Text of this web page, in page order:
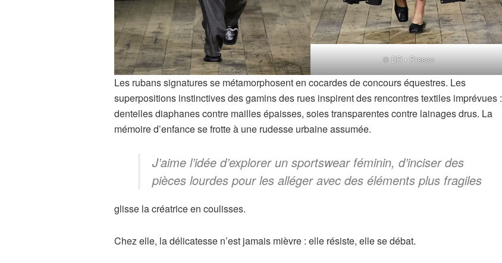
© DR • Presse
Les rubans signatures se métamorphosent en cocardes de concours équestres. Les
superpositions instinctives des gamins des rues inspirent des rencontres textiles imprévues :
dentelles diaphanes contre mailles épaisses, soies transparentes contre lainages drus. La
mémoire d’enfance se frotte à une rudesse urbaine assumée.
J’aime l’idée d’explorer un sportswear féminin, d’inciser des
pièces lourdes pour les alléger avec des éléments plus fragiles
glisse la créatrice en coulisses.
Chez elle, la délicatesse n’est jamais mièvre : elle résiste, elle se débat.